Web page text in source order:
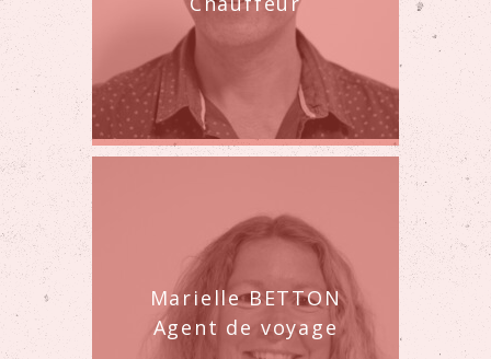
Marielle BETTON
Agent de voyage